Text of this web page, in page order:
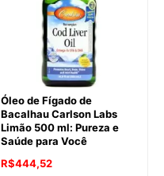
Óleo de Fígado de
Bacalhau Carlson Labs
Limão 500 ml: Pureza e
Saúde para Você
R$444,52